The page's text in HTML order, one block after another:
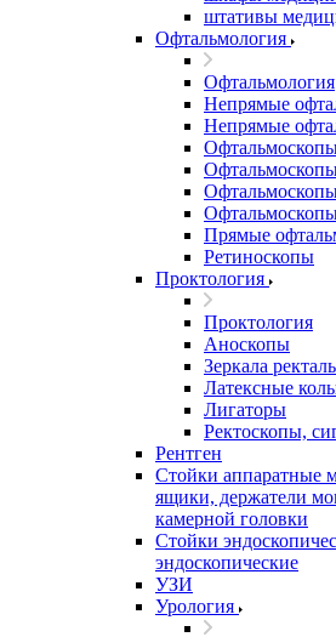
штативы
Офтальмология
Офтальмология
Непрямые
Непрямые
Прямые
Ретиноскопы
Проктология
Проктология
Аноскопы
Зеркала
Латексные
Лигаторы
Ректоскопы,
Рентген
Стойки аппаратные
ящики, держатели
камерной головки
Стойки
эндоскопические
УЗИ
Урология